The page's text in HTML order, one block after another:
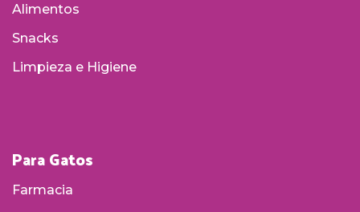
Alimentos
Snacks
Limpieza e Higiene
Para Gatos
Farmacia